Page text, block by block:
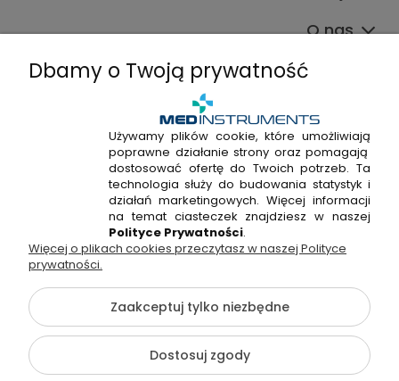
O nas
+48 720 915 338
+48 22 298 53 38
Napisz do nas!
Hossa Medical Sp. z o. o. | ul. Kryształowa 33A, 01-356
Warszawa, woj. mazowieckie | NIP: 7010404814, REGON:
146982576, KRS: 0000491265
©2026 Wszelkie Prawa Zastrzeżone | medinstruments.pl
Dbamy o Twoją prywatność
Używamy plików cookie, które umożliwiają
poprawne działanie strony oraz pomagają
dostosować ofertę do Twoich potrzeb. Ta
technologia służy do budowania statystyk i
działań marketingowych. Więcej informacji
na temat ciasteczek znajdziesz w naszej
Polityce Prywatności.
Więcej o plikach cookies przeczytasz w naszej Polityce
prywatności.
Zaakceptuj tylko niezbędne
Dostosuj zgody